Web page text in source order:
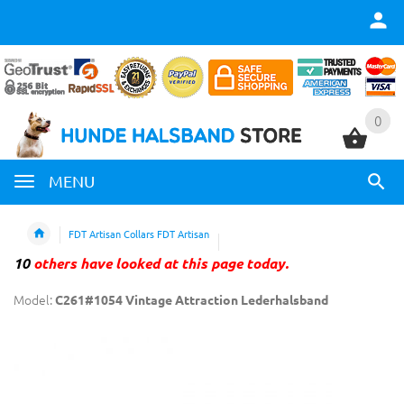
0
MENU
0
FDT Artisan Collars FDT Artisan
10others have looked at this page today.
Model:C261#1054 Vintage Attraction Lederhalsband